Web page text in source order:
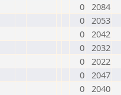
0 2084
0 2053
0 2042
0 2032
0 2022
0 2047
0 2040